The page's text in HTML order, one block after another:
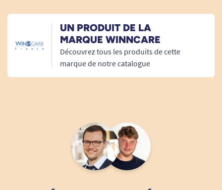
UN PRODUIT DE LA
MARQUE WINNCARE
Découvrez tous les produits de cette
marque de notre catalogue